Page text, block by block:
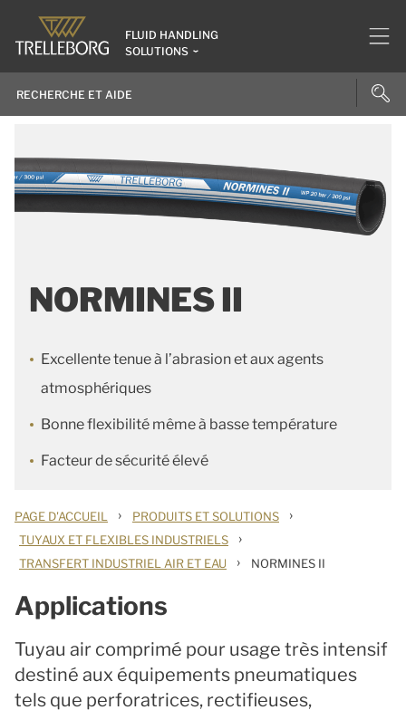
FLUID HANDLING
SOLUTIONS
NORMINES II
Excellente tenue à l’abrasion et aux agents
atmosphériques
Bonne flexibilité même à basse température
Facteur de sécurité élevé
PAGE D'ACCUEIL › PRODUITS ET SOLUTIONS ›
TUYAUX ET FLEXIBLES INDUSTRIELS ›
TRANSFERT INDUSTRIEL AIR ET EAU › NORMINES II
Applications
Tuyau air comprimé pour usage très intensif
destiné aux équipements pneumatiques
tels que perforatrices, rectifieuses,